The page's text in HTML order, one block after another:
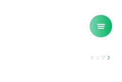
トップ